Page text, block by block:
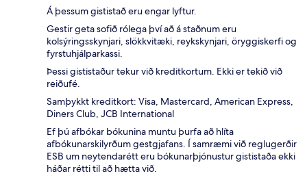
Á þessum gististað eru engar lyftur.
Gestir geta sofið rólega því að á staðnum eru
kolsýringsskynjari, slökkvitæki, reykskynjari, öryggiskerfi og
fyrstuhjálparkassi.
Þessi gististaður tekur við kreditkortum. Ekki er tekið við
reiðufé.
Samþykkt kreditkort: Visa, Mastercard, American Express,
Diners Club, JCB International
Ef þú afbókar bókunina muntu þurfa að hlíta
afbókunarskilyrðum gestgjafans. Í samræmi við reglugerðir
ESB um neytendarétt eru bókunarþjónustur gististaða ekki
háðar rétti til að hætta við.